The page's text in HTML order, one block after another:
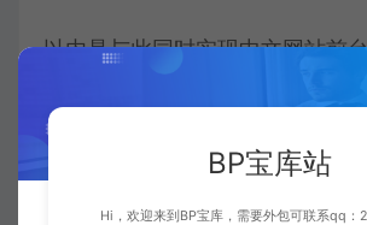
以内是与此同时实现中文网站前
须要依照具体内容市场需求和控制
BP宝库站
Hi，欢迎来到BP宝库，需要外包可联系qq